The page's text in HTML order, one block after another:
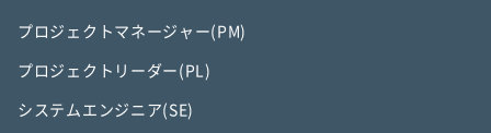
プロジェクトマネージャー(PM)
プロジェクトリーダー(PL)
システムエンジニア(SE)